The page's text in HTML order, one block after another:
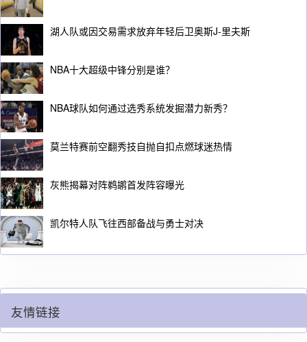
湖人队或因交易需求放弃年轻后卫奥斯J-里夫斯
NBA十大超级中锋分别是谁？
NBA球队如何通过选秀系统发掘潜力新秀？
莫兰特赛前空翻秀技自抛自扣点燃球迷热情
灰熊揭幕对阵鹈鹕首发阵容曝光
凯尔特人队飞往西部备战与勇士对决
友情链接